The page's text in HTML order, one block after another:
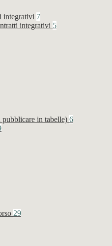
integrativi 7
integrativi 5
in tabelle) 6
29